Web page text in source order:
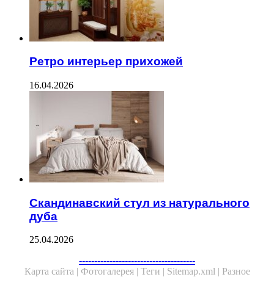
Ретро интерьер прихожей
16.04.2026
Скандинавский стул из натурального
дуба
25.04.2026
--------------------------------------
Карта сайта | Фотогалерея | Теги | Sitemap.xml | Разное